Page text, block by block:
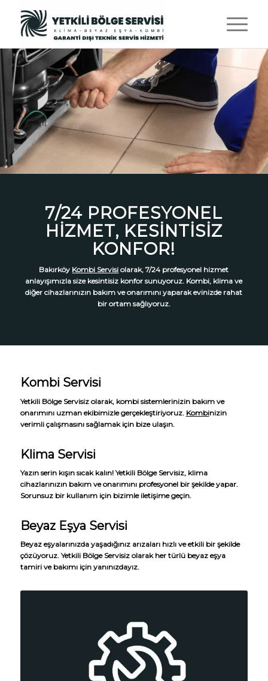
BEYAZ EŞYA SERVISI
“Beyaz Eşyada Uzman, 7/24 Yanınızda!”
BILGI AL
Önceki
7/24 PROFESYONEL
HIZMET, KESINTISIZ
KONFOR!
Bakırköy Kombi Servisi olarak, 7/24 profesyonel hizmet
anlayışımızla size kesintisiz konfor sunuyoruz. Kombi, klima ve
diğer cihazlarınızın bakım ve onarımını yaparak evinizde rahat
bir ortam sağlıyoruz.
Kombi Servisi
Yetkili Bölge Servisiz olarak, kombi sistemlerinizin bakım ve
onarımını uzman ekibimizle gerçekleştiriyoruz. Kombinizin
verimli çalışmasını sağlamak için bize ulaşın.
Klima Servisi
Yazın serin kışın sıcak kalın! Yetkili Bölge Servisiz, klima
cihazlarınızın bakım ve onarımını profesyonel bir şekilde yapar.
Sorunsuz bir kullanım için bizimle iletişime geçin.
Beyaz Eşya Servisi
Beyaz eşyalarınızda yaşadığınız arızaları hızlı ve etkili bir şekilde
çözüyoruz. Yetkili Bölge Servisiz olarak her türlü beyaz eşya
tamiri ve bakımı için yanınızdayız.